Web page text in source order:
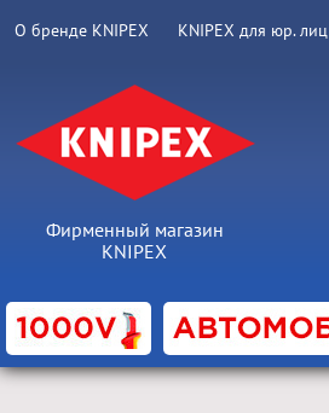
О бренде KNIPEX KNIPEX для юр. лиц
Фирменный магазин
KNIPEX